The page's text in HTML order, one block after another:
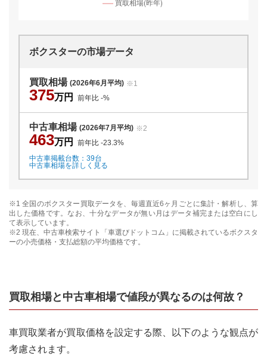
ボクスターの市場データ
買取相場 (2026年6月平均) ※1
375万円 前年比 -%
中古車相場 (2026年7月平均) ※2
463万円 前年比 -23.3%
中古車掲載台数： 39台
中古車相場を詳しく見る
※1 全国のボクスター 買取データを、毎週直近6ヶ月ごとに集計・解析し、算
出した価格です。なお、十分なデータが無い月はデータ補完または空白にし
て表示しています。
※2 現在、中古車検索サイト「車選びドットコム」に掲載されているボクスタ
ーの小売価格・支払総額の平均価格です。
買取相場と中古車相場で値段が異なるのは何故？
車買取業者が買取価格を設定する際、以下のような観点が
考慮されます。